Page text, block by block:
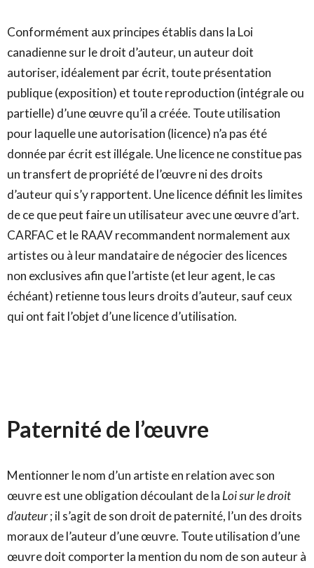
Conformément aux principes établis dans la Loi
canadienne sur le droit d’auteur, un auteur doit
autoriser, idéalement par écrit, toute présentation
publique (exposition) et toute reproduction (intégrale ou
partielle) d’une œuvre qu’il a créée. Toute utilisation
pour laquelle une autorisation (licence) n’a pas été
donnée par écrit est illégale. Une licence ne constitue pas
un transfert de propriété de l’œuvre ni des droits
d’auteur qui s’y rapportent. Une licence définit les limites
de ce que peut faire un utilisateur avec une œuvre d’art.
CARFAC et le RAAV recommandent normalement aux
artistes ou à leur mandataire de négocier des licences
non exclusives afin que l’artiste (et leur agent, le cas
échéant) retienne tous leurs droits d’auteur, sauf ceux
qui ont fait l’objet d’une licence d’utilisation.
Paternité de l’œuvre
Mentionner le nom d’un artiste en relation avec son
œuvre est une obligation découlant de la Loi sur le droit
d’auteur; il s’agit de son droit de paternité, l’un des droits
moraux de l’auteur d’une œuvre. Toute utilisation d’une
œuvre doit comporter la mention du nom de son auteur à